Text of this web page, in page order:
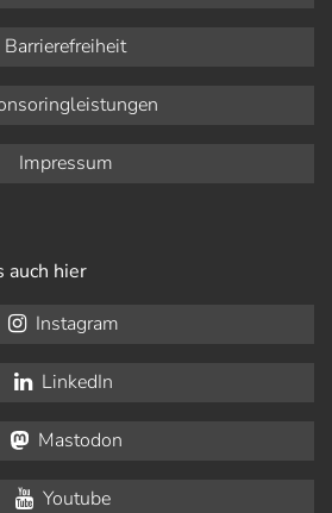
Barrierefreiheit
Impressum
auch hier
Instagram
LinkedIn
Mastodon
Youtube